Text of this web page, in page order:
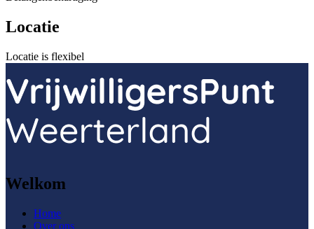
Locatie
Locatie is flexibel
Welkom
Home
Over ons